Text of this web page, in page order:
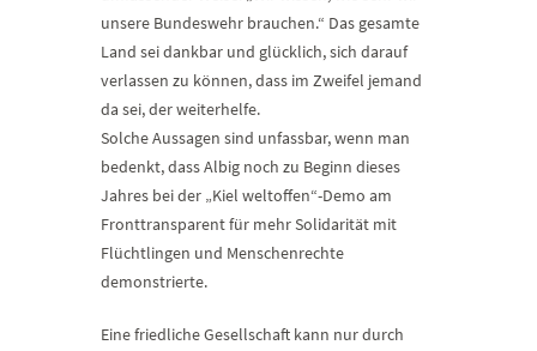
unsere Bundeswehr brauchen.“ Das gesamte
Land sei dankbar und glücklich, sich darauf
verlassen zu können, dass im Zweifel jemand
da sei, der weiterhelfe.
Solche Aussagen sind unfassbar, wenn man
bedenkt, dass Albig noch zu Beginn dieses
Jahres bei der „Kiel weltoffen“-Demo am
Fronttransparent für mehr Solidarität mit
Flüchtlingen und Menschenrechte
demonstrierte.
Eine friedliche Gesellschaft kann nur durch